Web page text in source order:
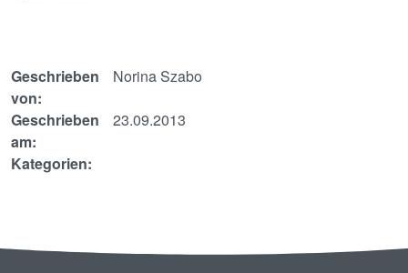
Geschrieben
von:
Norina Szabo
Geschrieben
am:
23.09.2013
Kategorien: